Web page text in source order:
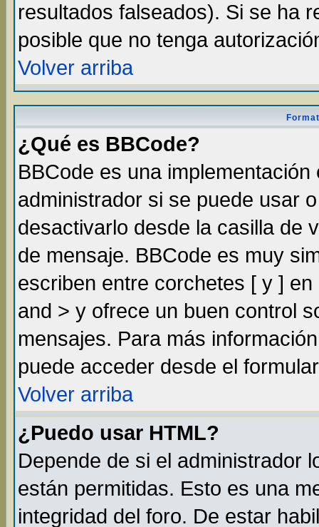
resultados falseados). Si se ha
posible que no tenga
Volver arriba
¿Qué es BBCode?
BBCode es una
administrador si se puede usar
desactivarlo desde la casilla de
de mensaje. BBCode es muy
escriben entre corchetes [ y ]
and > y ofrece un buen control
mensajes. Para más
puede acceder desde el
Volver arriba
¿Puedo usar HTML?
Depende de si el administrador
están permitidas. Esto es una
integridad del foro. De estar